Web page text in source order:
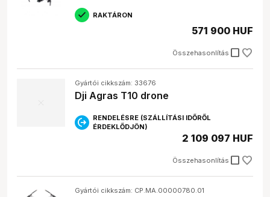
RAKTÁRON
Összehasonlítás check_box_outline_blank
571 900 HUF
Gyártói cikkszám: 33676
Dji Agras T10 drone
RENDELÉSRE (SZÁLLÍTÁSI IDŐRŐL
ÉRDEKLŐDJÖN)
Összehasonlítás check_box_outline_blank
2 109 097 HUF
Gyártói cikkszám: CP.MA.00000780.01